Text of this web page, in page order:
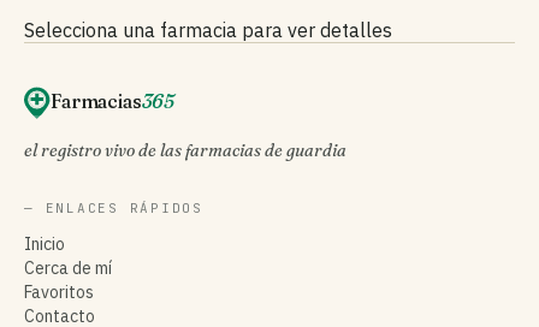
Selecciona una farmacia para ver detalles
Farmacias365
el registro vivo de las farmacias de guardia
— ENLACES RÁPIDOS
Inicio
Cerca de mí
Favoritos
Contacto